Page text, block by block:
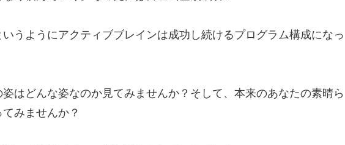
うようにアクティブブレインは成功し続けるプログラム構成になっ
はどんな姿なのか見てみませんか？そして、本来のあなたの素晴ら
みませんか？